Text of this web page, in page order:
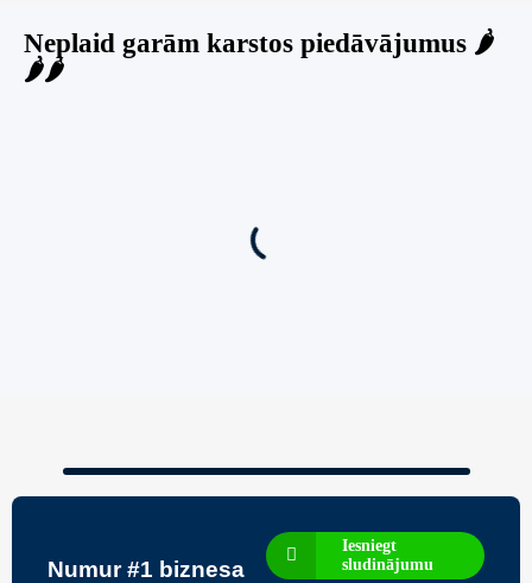
Neplaid garām karstos piedāvājumus 🌶️
🌶️🌶️
80 Ha Daudzfunkcionāls Investīciju Īpašums-
Zivju Audzētava, Brīvdienu Mājas, Briežu Dārzs
Numur #1 biznesa
Iesniegt
sludinājumu